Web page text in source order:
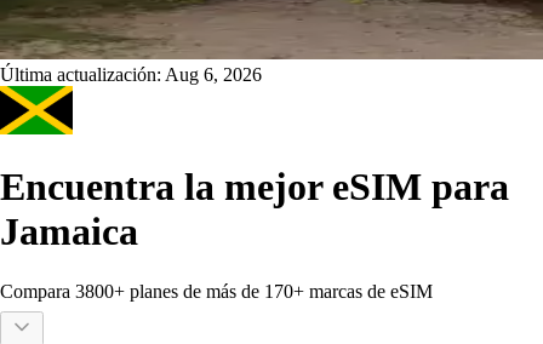
Última actualización: Aug 6, 2026
Encuentra la mejor eSIM para
Jamaica
Compara 3800+ planes de más de 170+ marcas de eSIM